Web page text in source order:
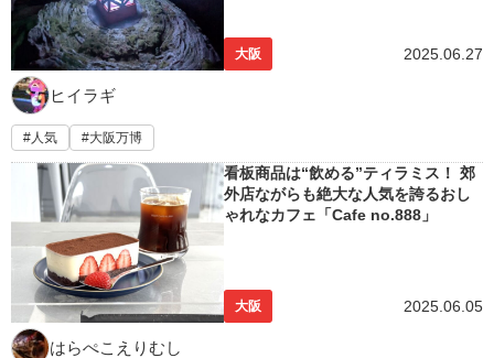
大阪 2025.06.27
ヒイラギ
人気 大阪万博
看板商品は“飲める”ティラミス！ 郊
外店ながらも絶大な人気を誇るおし
ゃれなカフェ「Cafe no.888」
大阪 2025.06.05
はらぺこえりむし